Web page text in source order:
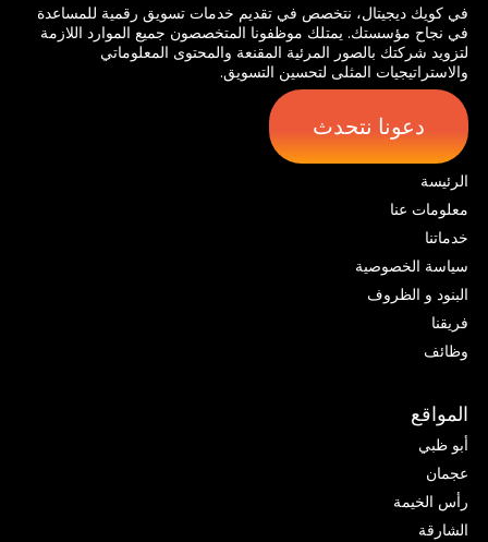
في كويك ديجيتال، نتخصص في تقديم خدمات تسويق رقمية للمساعدة
في نجاح مؤسستك. يمتلك موظفونا المتخصصون جميع الموارد اللازمة
لتزويد شركتك بالصور المرئية المقنعة والمحتوى المعلوماتي
والاستراتيجيات المثلى لتحسين التسويق.
دعونا نتحدث
الرئيسة
معلومات عنا
خدماتنا
سياسة الخصوصية
البنود و الظروف
فريقنا
وظائف
المواقع
أبو ظبي
عجمان
رأس الخيمة
الشارقة